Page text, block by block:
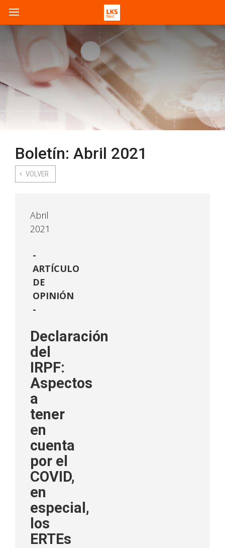
Boletín: Abril 2021
VOLVER
Abril
2021
ARTÍCULO
DE
OPINIÓN
-
Declaración
del
IRPF:
Aspectos
a
tener
en
cuenta
por el
COVID,
en
especial,
los
ERTEs